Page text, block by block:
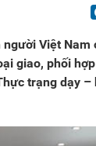
Việt Nam
giao, phối
trạng dạy –